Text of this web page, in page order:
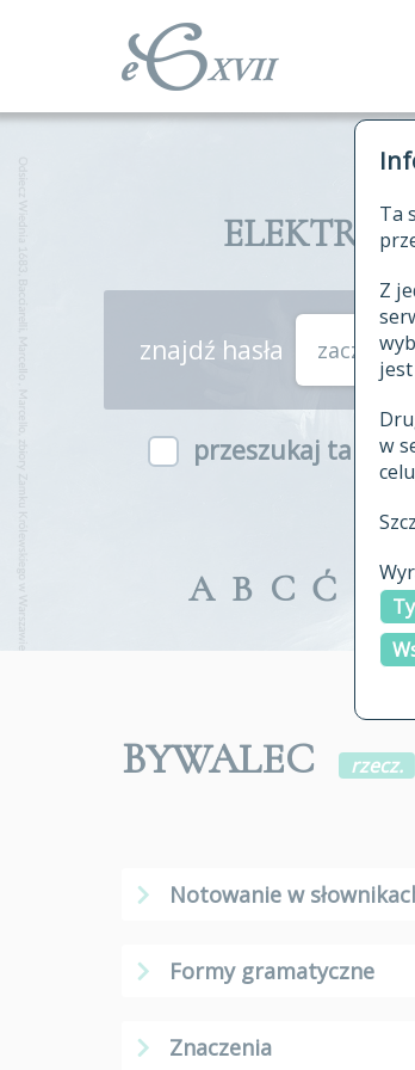
Ta
Z
w
znajdź hasła
przeszukaj także
A B C Ć E
BYWALEC rzecz.
Notowanie w
Formy gramatyczne
Znaczenia